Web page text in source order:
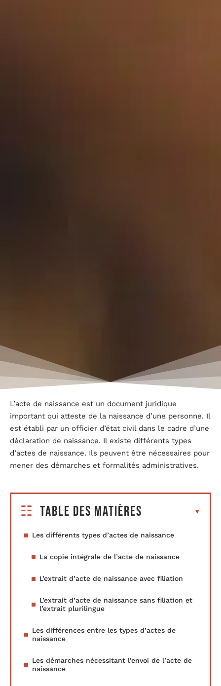
L’acte de naissance est un document juridique
important qui atteste de la naissance d’une personne. Il
est établi par un officier d’état civil dans le cadre d’une
déclaration de naissance. Il existe différents types
d’actes de naissance. Ils peuvent être nécessaires pour
mener des démarches et formalités administratives.
Table des matières
Les différents types d’actes de naissance
La copie intégrale de l’acte de naissance
L’extrait d’acte de naissance avec filiation
L’extrait d’acte de naissance sans filiation et
l’extrait plurilingue
Les différences entre les types d’actes de
naissance
Les démarches nécessitant l’envoi de l’acte de
naissance